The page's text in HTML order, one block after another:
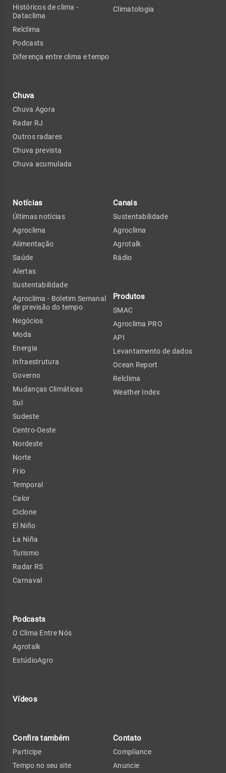
Históricos de clima -
Dataclima
Relclima
Podcasts
Diferença entre clima e tempo
Chuva
Chuva Agora
Radar RJ
Outros radares
Chuva prevista
Chuva acumulada
Climatologia
Notícias
Últimas notícias
Agroclima
Alimentação
Saúde
Alertas
Sustentabilidade
Agroclima - Boletim Semanal
de previsão do tempo
Negócios
Moda
Energia
Infraestrutura
Governo
Mudanças Climáticas
Sul
Sudeste
Centro-Oeste
Nordeste
Norte
Frio
Temporal
Calor
Ciclone
El Niño
La Niña
Turismo
Radar RS
Carnaval
Podcasts
O Clima Entre Nós
Agrotalk
EstúdioAgro
Vídeos
Canais
Sustentabilidade
Agroclima
Agrotalk
Rádio
Produtos
SMAC
Agroclima PRO
API
Levantamento de dados
Ocean Report
Relclima
Weather Index
Confira também
Participe
Tempo no seu site
Contato
Compliance
Anuncie